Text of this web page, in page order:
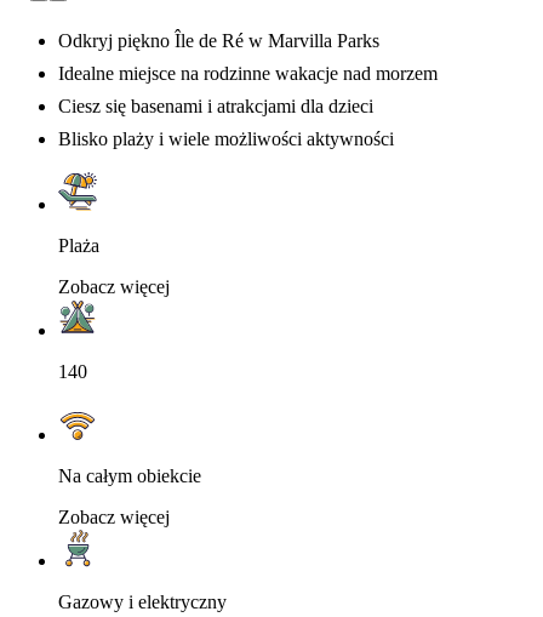
Odkryj piękno Île de Ré w Marvilla Parks
Idealne miejsce na rodzinne wakacje nad morzem
Ciesz się basenami i atrakcjami dla dzieci
Blisko plaży i wiele możliwości aktywności
Plaża
Zobacz więcej
140
Na całym obiekcie
Zobacz więcej
Gazowy i elektryczny